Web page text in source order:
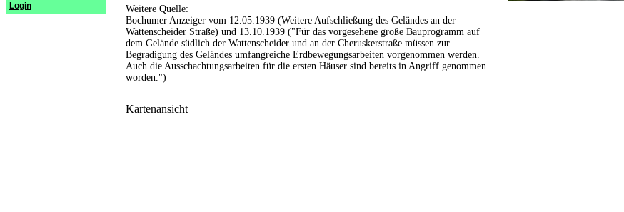
Login
Weitere Quelle:
Bochumer Anzeiger vom 12.05.1939 (Weitere Aufschließung des Geländes an der
Wattenscheider Straße) und 13.10.1939 ("Für das vorgesehene große Bauprogramm auf
dem Gelände südlich der Wattenscheider und an der Cheruskerstraße müssen zur
Begradigung des Geländes umfangreiche Erdbewegungsarbeiten vorgenommen werden.
Auch die Ausschachtungsarbeiten für die ersten Häuser sind bereits in Angriff genommen
worden.")
Kartenansicht